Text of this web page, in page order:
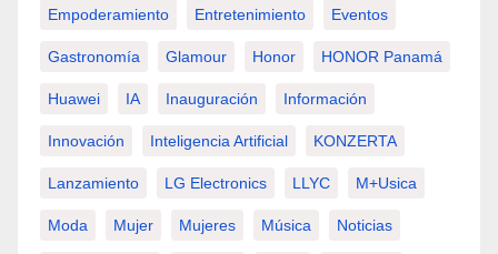
Empoderamiento Entretenimiento Eventos
Gastronomía Glamour Honor HONOR Panamá
Huawei IA Inauguración Información
Innovación Inteligencia Artificial KONZERTA
Lanzamiento LG Electronics LLYC M+usica
Moda Mujer Mujeres Música Noticias